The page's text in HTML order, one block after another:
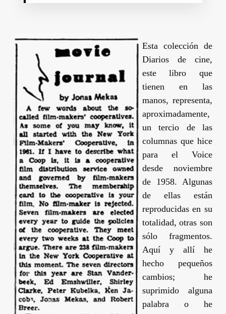
Esta colección de
Diarios de cine,
este libro que
tienen en las
manos, representa,
aproximadamente,
un tercio de las
columnas que hice
para elVoice
desde noviembre
de 1958. Algunas
de ellas están
reproducidas en su
totalidad, otras son
sólo fragmentos.
Aquí y allí he
hecho pequeños
cambios; he
suprimido alguna
palabra o he